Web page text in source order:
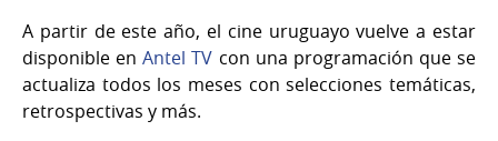
A partir de este año, el cine uruguayo vuelve a estar
disponible enAntel TV con una programación que se
actualiza todos los meses con selecciones temáticas,
retrospectivas y más.